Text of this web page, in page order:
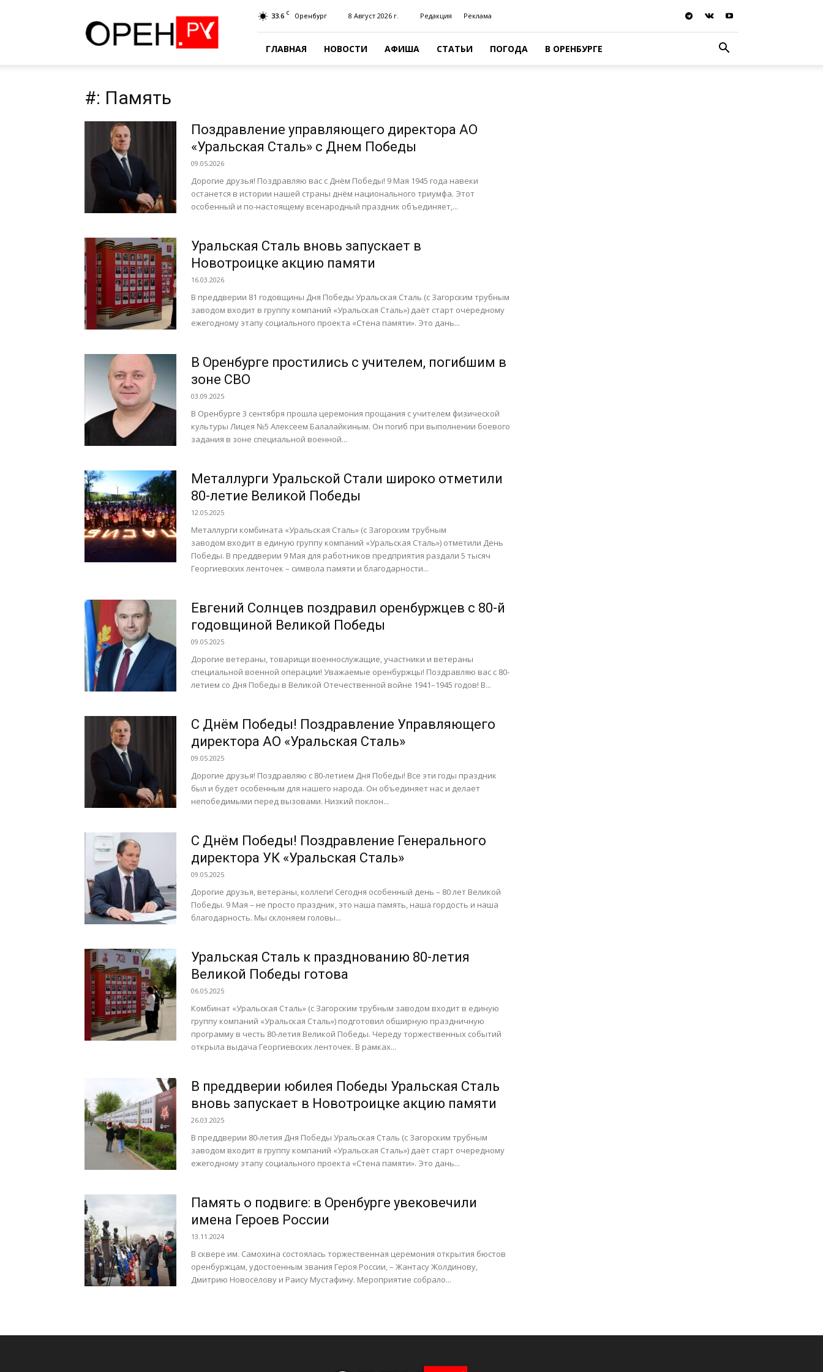
33.6 C Оренбург 8 Август 2026 г. Редакция Реклама
ГЛАВНАЯ НОВОСТИ АФИША СТАТЬИ ПОГОДА В ОРЕНБУРГЕ
#: Память
Поздравление управляющего директора АО
«Уральская Сталь» с Днем Победы
09.05.2026
Дорогие друзья! Поздравляю вас с Днём Победы! 9 Мая 1945 года навеки
останется в истории нашей страны днём национального триумфа. Этот
особенный и по-настоящему всенародный праздник объединяет,...
Уральская Сталь вновь запускает в
Новотроицке акцию памяти
16.03.2026
В преддверии 81 годовщины Дня Победы Уральская Сталь (с Загорским трубным
заводом входит в группу компаний «Уральская Сталь») даёт старт очередному
ежегодному этапу социального проекта «Стена памяти». Это дань...
В Оренбурге простились с учителем, погибшим в
зоне СВО
03.09.2025
В Оренбурге 3 сентября прошла церемония прощания с учителем физической
культуры Лицея №5 Алексеем Балалайкиным. Он погиб при выполнении боевого
задания в зоне специальной военной...
Металлурги Уральской Стали широко отметили
80-летие Великой Победы
12.05.2025
Металлурги комбината «Уральская Сталь» (с Загорским трубным
заводом входит в единую группу компаний «Уральская Сталь») отметили День
Победы. В преддверии 9 Мая для работников предприятия раздали 5 тысяч
Георгиевских ленточек – символа памяти и благодарности...
Евгений Солнцев поздравил оренбуржцев с 80-й
годовщиной Великой Победы
09.05.2025
Дорогие ветераны, товарищи военнослужащие, участники и ветераны
специальной военной операции! Уважаемые оренбуржцы! Поздравляю вас с 80-
летием со Дня Победы в Великой Отечественной войне 1941–1945 годов! В...
С Днём Победы! Поздравление Управляющего
директора АО «Уральская Сталь»
09.05.2025
Дорогие друзья! Поздравляю с 80-летием Дня Победы! Все эти годы праздник
был и будет особенным для нашего народа. Он объединяет нас и делает
непобедимыми перед вызовами. Низкий поклон...
С Днём Победы! Поздравление Генерального
директора УК «Уральская Сталь»
09.05.2025
Дорогие друзья, ветераны, коллеги! Сегодня особенный день – 80 лет Великой
Победы. 9 Мая – не просто праздник, это наша память, наша гордость и наша
благодарность. Мы склоняем головы...
Уральская Сталь к празднованию 80-летия
Великой Победы готова
06.05.2025
Комбинат «Уральская Сталь» (с Загорским трубным заводом входит в единую
группу компаний «Уральская Сталь») подготовил обширную праздничную
программу в честь 80-летия Великой Победы. Череду торжественных событий
открыла выдача Георгиевских ленточек. В рамках...
В преддверии юбилея Победы Уральская Сталь
вновь запускает в Новотроицке акцию памяти
26.03.2025
В преддверии 80-летия Дня Победы Уральская Сталь (с Загорским трубным
заводом входит в группу компаний «Уральская Сталь») даёт старт очередному
ежегодному этапу социального проекта «Стена памяти». Это дань...
Память о подвиге: в Оренбурге увековечили
имена Героев России
13.11.2024
В сквере им. Самохина состоялась торжественная церемония открытия бюстов
оренбуржцам, удостоенным звания Героя России, – Жантасу Жолдинову,
Дмитрию Новосёлову и Раису Мустафину. Мероприятие собрало...